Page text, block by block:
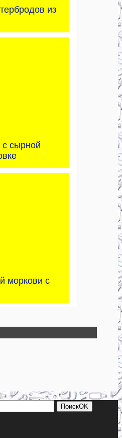
из
с сырной
моркови с
ПоискOK